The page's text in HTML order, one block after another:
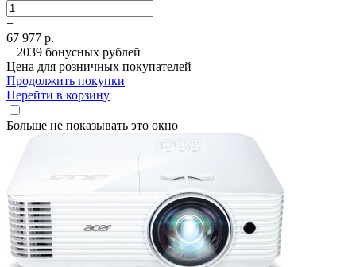
+
67 977 р.
+ 2039 бонусных рублей
Цена для розничных покупателей
Продолжить покупки
Перейти в корзину
Больше не показывать это окно